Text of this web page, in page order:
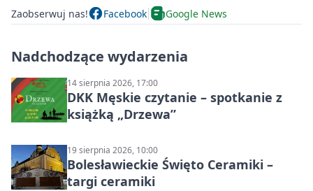
Zaobserwuj nas! Facebook Google News
Nadchodzące wydarzenia
14 sierpnia 2026, 17:00
DKK Męskie czytanie – spotkanie z
książką „Drzewa”
19 sierpnia 2026, 10:00
Bolesławieckie Święto Ceramiki –
targi ceramiki